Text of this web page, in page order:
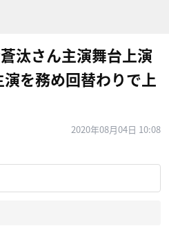
汰さん主演舞台上演
を務め回替わりで上
2020年08月04日 10:08